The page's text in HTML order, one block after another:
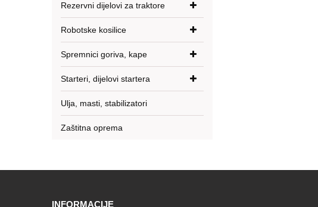
Rezervni dijelovi za traktore
Robotske kosilice
Spremnici goriva, kape
Starteri, dijelovi startera
Ulja, masti, stabilizatori
Zaštitna oprema
INFORMACIJE